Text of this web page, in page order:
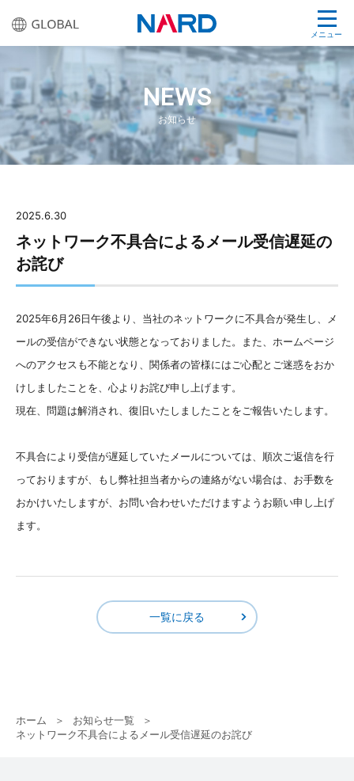
メニュー
NEWS
お知らせ
2025.6.30
ネットワーク不具合によるメール受信遅延の
お詫び
2025年6月26日午後より、当社のネットワークに不具合が発生し、メ
ールの受信ができない状態となっておりました。また、ホームページ
へのアクセスも不能となり、関係者の皆様にはご心配とご迷惑をおか
けしましたことを、心よりお詫び申し上げます。
現在、問題は解消され、復旧いたしましたことをご報告いたします。
不具合により受信が遅延していたメールについては、順次ご返信を行
っておりますが、もし弊社担当者からの連絡がない場合は、お手数を
おかけいたしますが、お問い合わせいただけますようお願い申し上げ
ます。
一覧に戻る
ホーム
お知らせ一覧
ネットワーク不具合によるメール受信遅延のお詫び